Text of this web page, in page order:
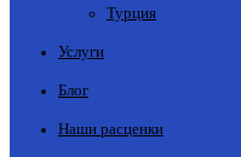
Турция
Услуги
Блог
Наши расценки